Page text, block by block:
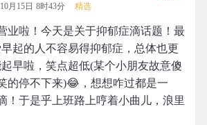
10月15日 8时43分 精选
业啦！今天是关于抑郁症滴话题！最
起的人不容易得抑郁症，总体也更
早啦，笑点超低(某个小朋友故意傻
的停不下来)😂，想想咋过都是一
！于是乎上班路上哼着小曲儿，浪里